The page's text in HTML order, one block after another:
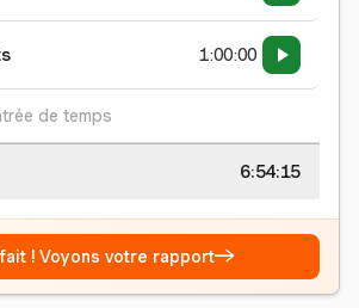
1:00:00
de temps
6:54:15
! Voyons votre rapport→